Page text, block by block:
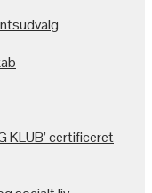
KLUB’ certificeret